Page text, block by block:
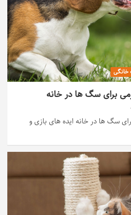
خانگی
برای سگ ها در خانه
سگ ها در خانه ایده های بازی و